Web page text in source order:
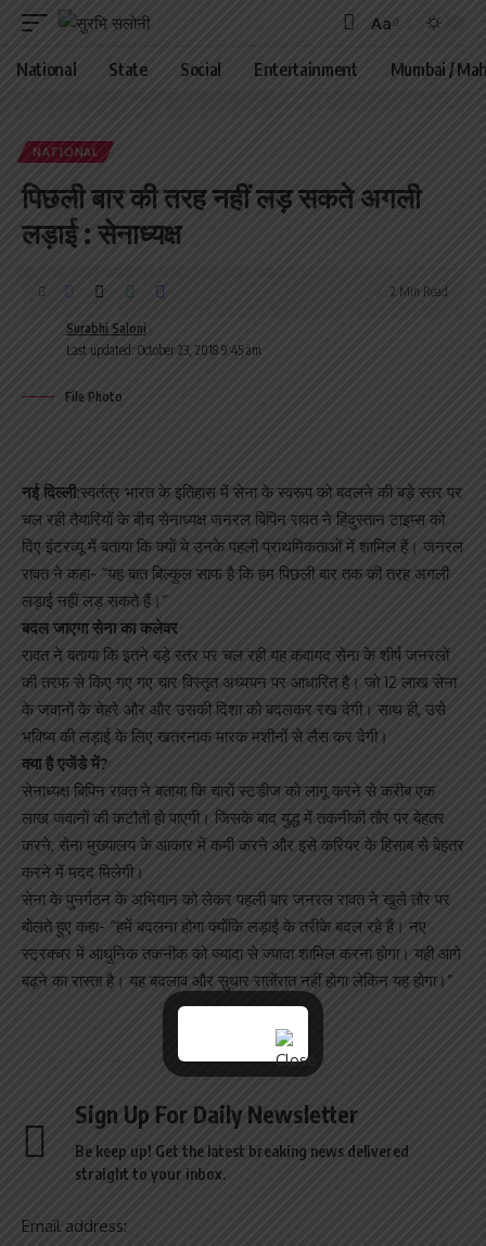
Font
Resizer
Aa
National State Social Entertainment Mumbai /
NATIONAL
पिछली बार की तरह नहीं लड़ सकते अगली
लड़ाई : सेनाध्यक्ष
Last updated: October 23, 2018 9:45 am
Surabhi Saloni
2 Min Read
File Photo
नई दिल्ली:स्वतंत्र भारत के इतिहास में सेना के स्वरूप को बदलने की बड़े स्तर पर
चल रही तैयारियों के बीच सेनाध्यक्ष जनरल बिपिन रावत ने हिंदुस्तान टाइम्स को
दिए इंटरव्यू में बताया कि क्यों ये उनके पहली प्राथमिकताओं में शामिल हैं। जनरल
रावत ने कहा- “यह बात बिल्कुल साफ है कि हम पिछली बार तक की तरह अगली
लड़ाई नहीं लड़ सकते हैं।”
बदल जाएगा सेना का कलेवर
रावत ने बताया कि इतने बड़े स्तर पर चल रही यह कवायद सेना के शीर्ष जनरलों
की तरफ से किए गए गए चार विस्तृत अध्ययन पर आधारित है। जो 12 लाख सेना
के जवानों के चेहरे और और उसकी दिशा को बदलकर रख देगी। साथ ही, उसे
भविष्य की लड़ाई के लिए खतरनाक मारक मशीनों से लैस कर देगी।
क्या है एजेंडे में?
सेनाध्यक्ष बिपिन रावत ने बताया कि चारों स्टडीज को लागू करने से करीब एक
लाख जवानों की कटौती हो पाएगी। जिसके बाद युद्ध में तकनीकी तौर पर बेहतर
करने, सेना मुख्यालय के आकार में कमी करने और इसे करियर के हिसाब से बेहतर
करने में मदद मिलेगी।
सेना के पुनर्गठन के अभियान को लेकर पहली बार जनरल रावत ने खुले तौर पर
बोलते हुए कहा- “हमें बदलना होगा क्योंकि लड़ाई के तरीके बदल रहे हैं। नए
स्ट्रक्चर में आधुनिक तकनीक को ज्यादा से ज्यादा शामिल करना होगा। यही आगे
बढ़ने का रास्ता है। यह बदलाव और सुधार रातोंरात नहीं होगा लेकिन यह होगा।”
Sign Up For Daily Newsletter
Be keep up! Get the latest breaking news delivered
straight to your inbox.
Email address: